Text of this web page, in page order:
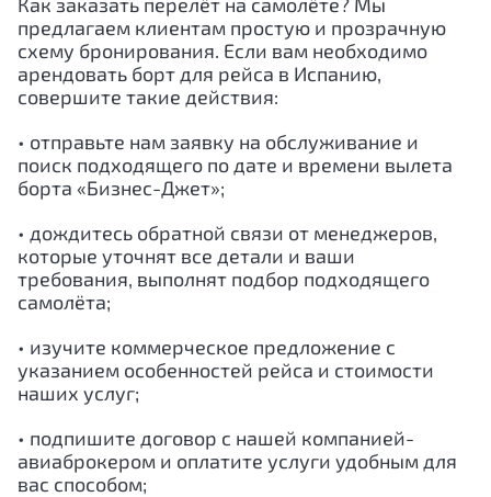
предлагаем клиентам простую и прозрачную
схему бронирования. Если вам необходимо
арендовать борт для рейса в Испанию,
совершите такие действия:
• отправьте нам заявку на обслуживание и
поиск подходящего по дате и времени вылета
борта «Бизнес-Джет»;
• дождитесь обратной связи от менеджеров,
которые уточнят все детали и ваши
требования, выполнят подбор подходящего
самолёта;
• изучите коммерческое предложение с
указанием особенностей рейса и стоимости
наших услуг;
• подпишите договор с нашей компанией-
авиаброкером и оплатите услуги удобным для
вас способом;